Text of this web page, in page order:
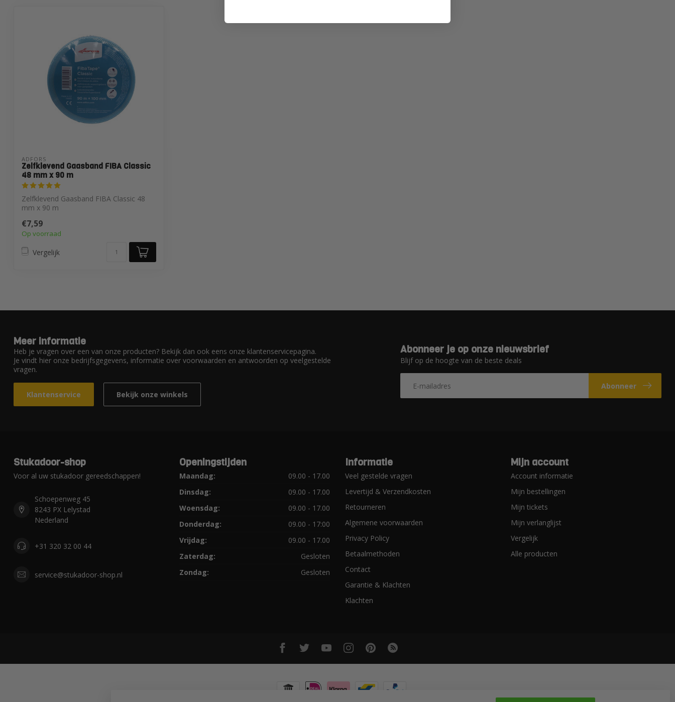
ADFORS
Zelfklevend Gaasband FIBA Classic
48 mm x 90 m
Zelfklevend Gaasband FIBA Classic 48
mm x 90 m
€7,59
Op voorraad
Vergelijk
Meer informatie
Heb je vragen over een van onze producten? Bekijk dan ook eens onze klantenservicepagina.
Je vindt hier onze bedrijfsgegevens, informatie over voorwaarden en antwoorden op veelgestelde
vragen.
Klantenservice Bekijk onze winkels
Abonneer je op onze nieuwsbrief
Blijf op de hoogte van de beste deals
Abonneer
Stukadoor-shop
Voor al uw stukadoor gereedschappen!
Schoepenweg 45
8243 PX Lelystad
Nederland
+31 320 32 00 44
service@stukadoor-shop.nl
Openingstijden
Maandag:
09.00 - 17.00
Dinsdag:
09.00 - 17.00
Woensdag:
09.00 - 17.00
Donderdag:
09.00 - 17:00
Vrijdag:
09.00 - 17.00
Zaterdag:
Gesloten
Zondag:
Gesloten
Informatie
Veel gestelde vragen
Levertijd & Verzendkosten
Retourneren
Algemene voorwaarden
Privacy Policy
Betaalmethoden
Contact
Garantie & Klachten
Klachten
Mijn account
Account informatie
Mijn bestellingen
Mijn tickets
Mijn verlanglijst
Vergelijk
Alle producten